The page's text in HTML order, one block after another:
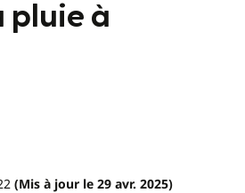
pluie à
(Mis à jour le 29 avr. 2025)